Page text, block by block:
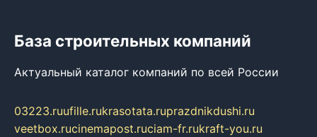
База строительных компаний
Актуальный каталог компаний по всей России
03223.ruufille.rukrasotata.ruprazdnikdushi.ru
veetbox.rucinemapost.ruciam-fr.rukraft-you.ru